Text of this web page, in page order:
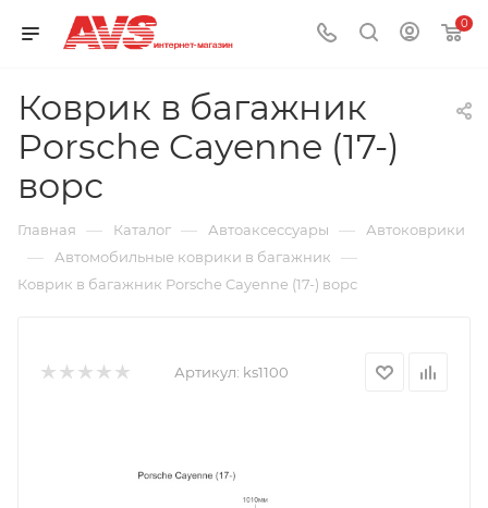
0
Коврик в багажник
Porsche Cayenne (17-)
ворс
Главная — Каталог — Автоаксессуары — Автоковрики
— Автомобильные коврики в багажник —
Коврик в багажник Porsche Cayenne (17-) ворс
Артикул: ks1100